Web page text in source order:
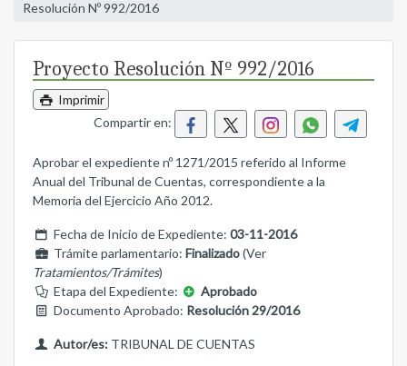
Resolución Nº 992/2016
Proyecto Resolución Nº 992/2016
Imprimir
Compartir en:
Aprobar el expediente nº 1271/2015 referido al Informe
Anual del Tribunal de Cuentas, correspondiente a la
Memoria del Ejercicio Año 2012.
Fecha de Inicio de Expediente: 03-11-2016
Trámite parlamentario: Finalizado(Ver
Tratamientos/Trámites)
Etapa del Expediente:
Aprobado
Documento Aprobado: Resolución 29/2016
Autor/es:TRIBUNAL DE CUENTAS